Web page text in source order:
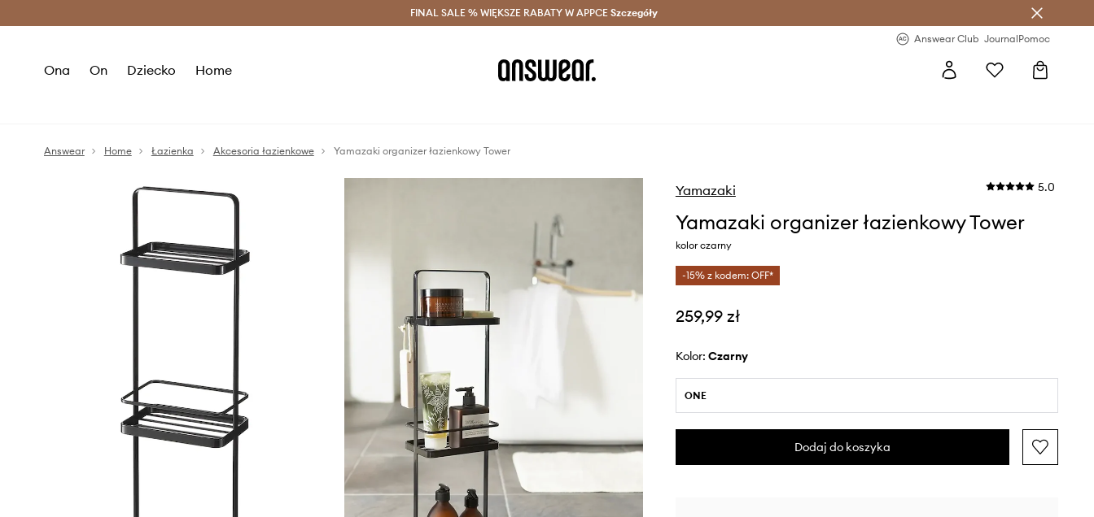
Oszczędzaj z Answear Club > Dostawa nawet w 24h >
FINAL SALE % WIĘKSZE RABATY W APPCE Szczegóły
Answear Club JournalPomoc
Ona On Dziecko Home
Answear Home Łazienka Akcesoria łazienkowe Yamazaki organizer łazienkowy Tower
Yamazaki 5.0
Yamazaki organizer łazienkowy Tower
kolor czarny
-15% z kodem: OFF*
259,99 zł
Kolor: czarny
ONE
Dodaj do koszyka